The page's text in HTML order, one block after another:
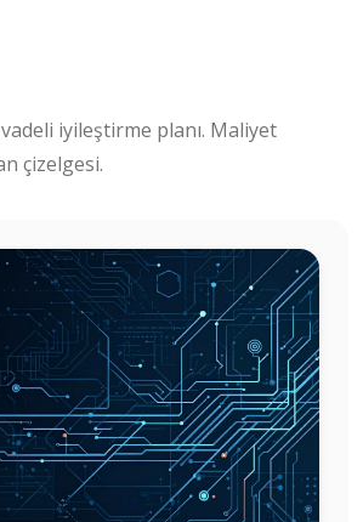
iyileştirme planı. Maliyet
çizelgesi.